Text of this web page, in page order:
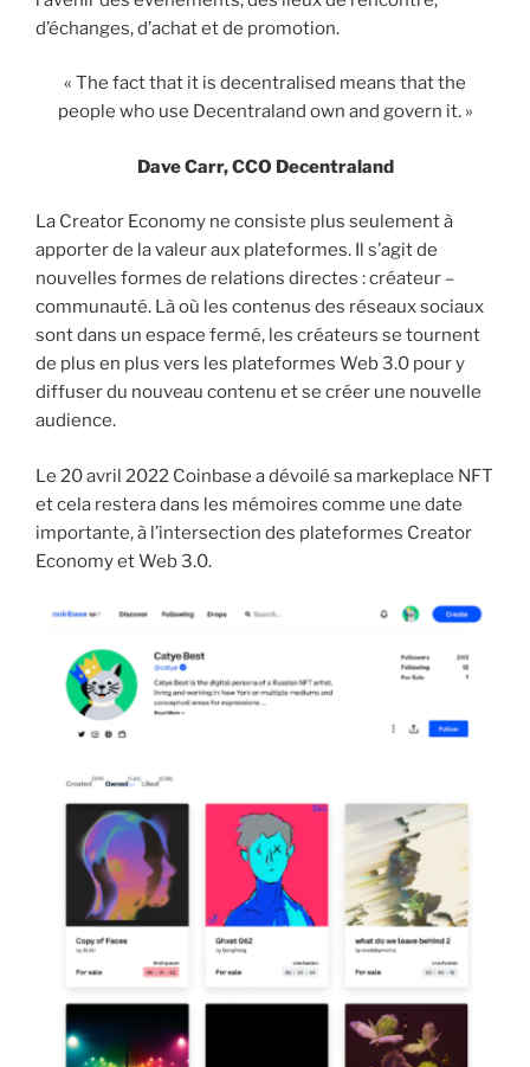
d’échanges, d’achat et de promotion.
« The fact that it is decentralised means that the
people who use Decentraland own and govern it. »
Dave Carr, CCO Decentraland
La Creator Economy ne consiste plus seulement à
apporter de la valeur aux plateformes. Il s’agit de
nouvelles formes de relations directes : créateur –
communauté. Là où les contenus des réseaux sociaux
sont dans un espace fermé, les créateurs se tournent
de plus en plus vers les plateformes Web 3.0 pour y
diffuser du nouveau contenu et se créer une nouvelle
audience.
Le 20 avril 2022 Coinbase a dévoilé sa markeplace NFT
et cela restera dans les mémoires comme une date
importante, à l’intersection des plateformes Creator
Economy et Web 3.0.